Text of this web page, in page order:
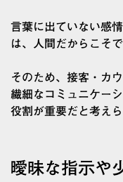
言葉に出ていない感
は、人間だからこそ
そのため、接客・カ
繊細なコミュニケー
役割が重要だと考えら
曖昧な指示や